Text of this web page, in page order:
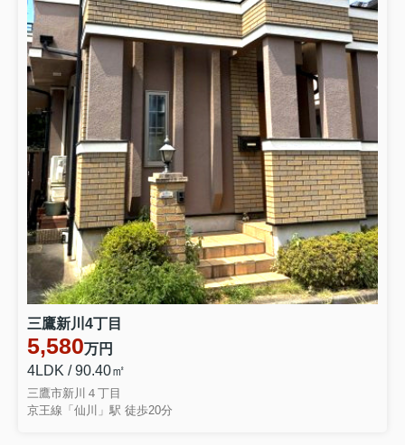
三鷹新川4丁目
5,580万円
4LDK / 90.40㎡
三鷹市新川４丁目
京王線「仙川」駅 徒歩20分